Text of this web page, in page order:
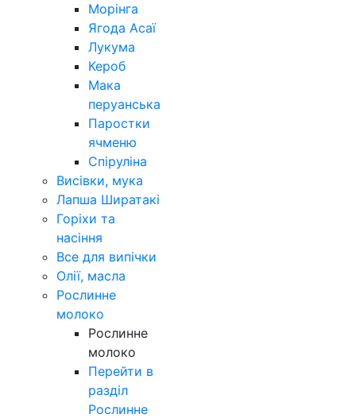
Морінга
Ягода Асаї
Лукума
Кероб
Мака
перуанська
Паростки
ячменю
Спіруліна
Висівки, мука
Лапша Ширатакі
Горіхи та
насіння
Все для випічки
Олії, масла
Рослинне
молоко
Рослинне
молоко
Перейти в
разділ
Рослинне